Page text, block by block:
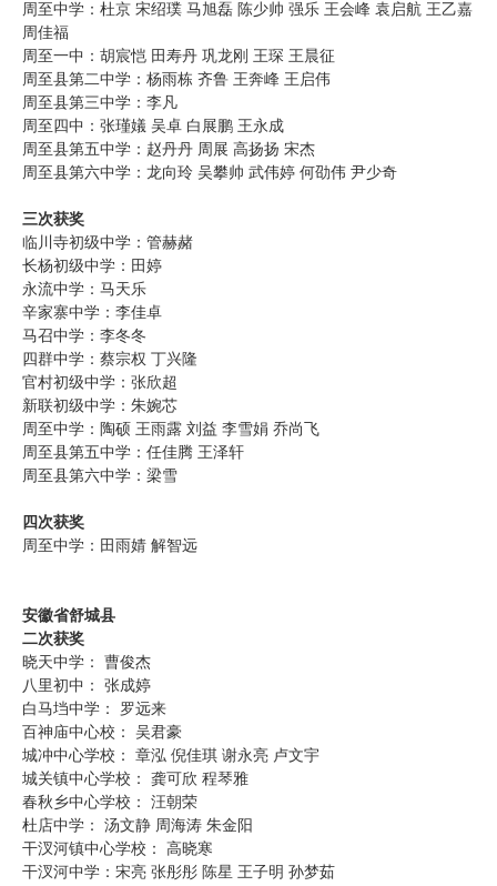
周至中学：杜京 宋绍璞 马旭磊 陈少帅 强乐 王会峰 袁启航 王乙嘉
周佳福
周至一中：胡宸恺 田寿丹 巩龙刚 王琛 王晨征
周至县第二中学：杨雨栋 齐鲁 王奔峰 王启伟
周至县第三中学：李凡
周至四中：张瑾嬟 吴卓 白展鹏 王永成
周至县第五中学：赵丹丹 周展 高扬扬 宋杰
周至县第六中学：龙向玲 吴攀帅 武伟婷 何劭伟 尹少奇
三次获奖
临川寺初级中学：管赫赭
长杨初级中学：田婷
永流中学：马天乐
辛家寨中学：李佳卓
马召中学：李冬冬
四群中学：蔡宗权 丁兴隆
官村初级中学：张欣超
新联初级中学：朱婉芯
周至中学：陶硕 王雨露 刘益 李雪娟 乔尚飞
周至县第五中学：任佳腾 王泽轩
周至县第六中学：梁雪
四次获奖
周至中学：田雨婧 解智远
安徽省舒城县
二次获奖
晓天中学： 曹俊杰
八里初中： 张成婷
白马垱中学： 罗远来
百神庙中心校： 吴君豪
城冲中心学校： 章泓 倪佳琪 谢永亮 卢文宇
城关镇中心学校： 龚可欣 程琴雅
春秋乡中心学校： 汪朝荣
杜店中学： 汤文静 周海涛 朱金阳
干汊河镇中心学校： 高晓寒
干汊河中学：宋亮 张彤彤 陈星 王子明 孙梦茹